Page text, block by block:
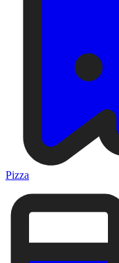
Pizza